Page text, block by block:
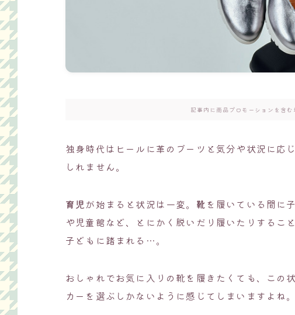
記事内に商品プロモーションを含む
独身時代はヒールに革のブーツと気分や状況に応
しれません。
育児が始まると状況は一変。 靴を履いている間に
や児童館など、とにかく脱いだり履いたりするこ
子どもに踏まれる…。
おしゃれでお気に入りの靴を履きたくても、この
カーを選ぶしかないように感じてしまいますよね。